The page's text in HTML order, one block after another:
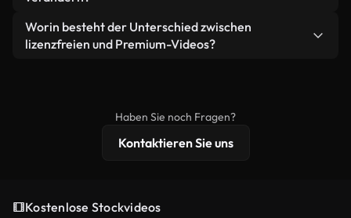
weiterverbreiten.
Videomaterial.
Ja. Sie dürfen unsere Videos gerne kürzen,
bearbeiten oder neu zusammenstellen. Achten Sie
Worin besteht der Unterschied zwischen
lizenzfreien und Premium-Videos?
erweiterten Lizenzschutz bieten.
Haben Sie noch Fragen?
Kontaktieren Sie uns
Kostenlose Stockvideos